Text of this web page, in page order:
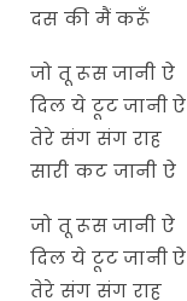
दस की मैं करूँ
जो तू रूस जानी ऐ
दिल ये टूट जानी ऐ
तेरे संग संग राह
सारी कट जानी ऐ
जो तू रूस जानी ऐ
दिल ये टूट जानी ऐ
तेरे संग संग राह